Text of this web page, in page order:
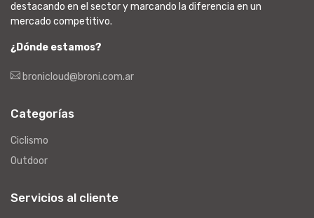
destacando en el sector y marcando la diferencia en un
mercado competitivo.
¿Dónde estamos?
bronicloud@broni.com.ar
Categorías
Ciclismo
Outdoor
Servicios al cliente